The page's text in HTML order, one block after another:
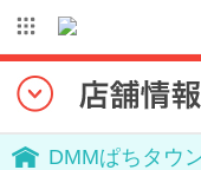
DMMぱちタウ